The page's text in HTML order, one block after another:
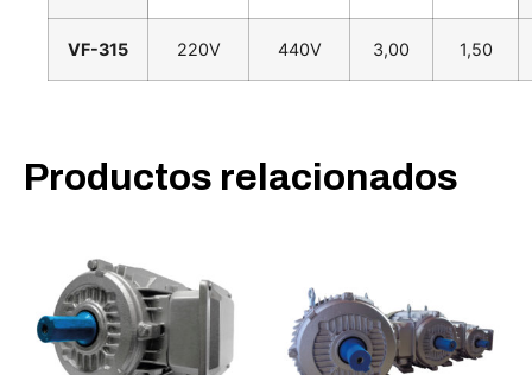
VF-315 220V 440V 3,00 1,50
Productos relacionados